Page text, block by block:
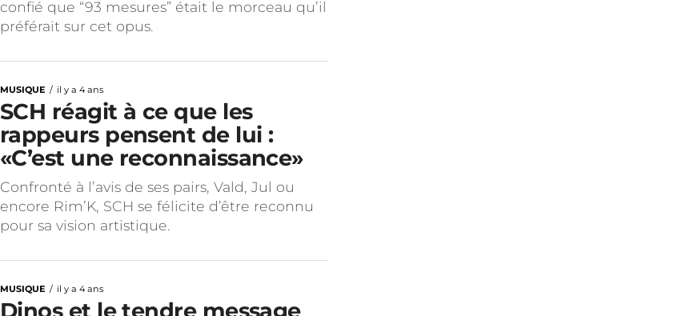
confié que “93 mesures” était le morceau qu’il
préférait sur cet opus.
MUSIQUE il y a 4 ans
SCH réagit à ce que les
rappeurs pensent de lui :
«C’est une reconnaissance»
Confronté à l’avis de ses pairs, Vald, Jul ou
encore Rim’K, SCH se félicite d’être reconnu
pour sa vision artistique.
MUSIQUE il y a 4 ans